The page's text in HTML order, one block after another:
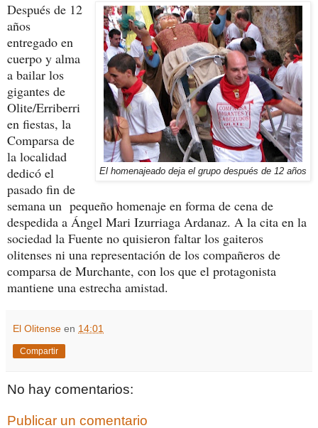
El homenajeado deja el grupo después de 12 años
Después de 12
años
entregado en
cuerpo y alma
a bailar los
gigantes de
Olite/Erriberri
en fiestas, la
Comparsa de
la localidad
dedicó el
pasado fin de
semana un pequeño homenaje en forma de cena de
despedida a Ángel Mari Izurriaga Ardanaz. A la cita en la
sociedad la Fuente no quisieron faltar los gaiteros
olitenses ni una representación de los compañeros de
comparsa de Murchante, con los que el protagonista
mantiene una estrecha amistad.
El Olitense en 14:01
Compartir
No hay comentarios:
Publicar un comentario